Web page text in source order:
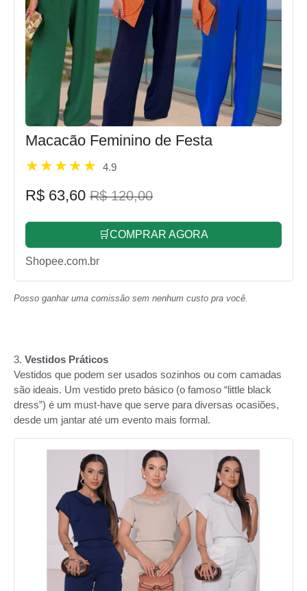
Macacão Feminino de Festa
4.9
R$ 63,60 R$ 120,00
🛒COMPRAR AGORA
Shopee.com.br
Posso ganhar uma comissão sem nenhum custo pra você.
3. Vestidos Práticos
Vestidos que podem ser usados sozinhos ou com camadas
são ideais. Um vestido preto básico (o famoso “little black
dress”) é um must-have que serve para diversas ocasiões,
desde um jantar até um evento mais formal.